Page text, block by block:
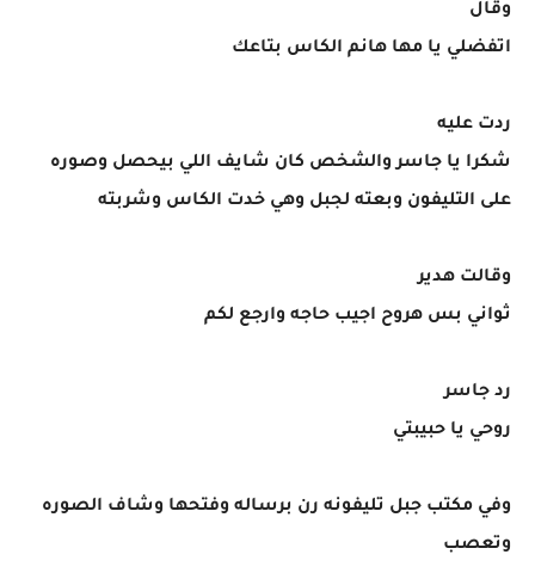
وقال
اتفضلي يا مها هانم الكاس بتاعك
ردت عليه
شكرا يا جاسر والشخص كان شايف اللي بيحصل وصوره
على التليفون وبعته لجبل وهي خدت الكاس وشربته
وقالت هدير
ثواني بس هروح اجيب حاجه وارجع لكم
رد جاسر
روحي يا حبيبتي
وفي مكتب جبل تليفونه رن برساله وفتحها وشاف الصوره
وتعصب